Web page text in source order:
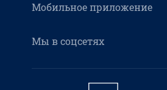
Мобильное приложение
Мы в соцсетях